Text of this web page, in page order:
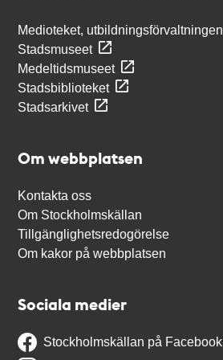
Medioteket, utbildningsförvaltningen
Stadsmuseet
Medeltidsmuseet
Stadsbiblioteket
Stadsarkivet
Om webbplatsen
Kontakta oss
Om Stockholmskällan
Tillgänglighetsredogörelse
Om kakor på webbplatsen
Sociala medier
Stockholmskällan på Facebook